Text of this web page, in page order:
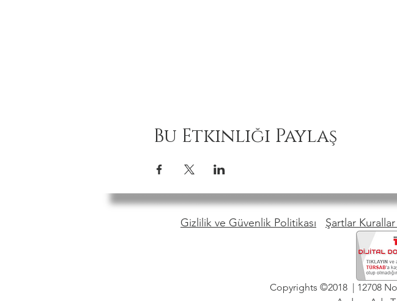
Bu Etkinliği Paylaş
Gizlilik ve Güvenlik Politikası Şartlar
Copyrights ©2018 | 12708